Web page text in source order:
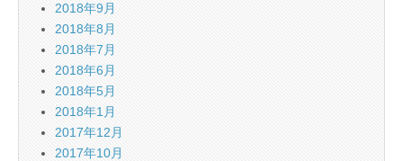
2018年9月
2018年8月
2018年7月
2018年6月
2018年5月
2018年1月
2017年12月
2017年10月